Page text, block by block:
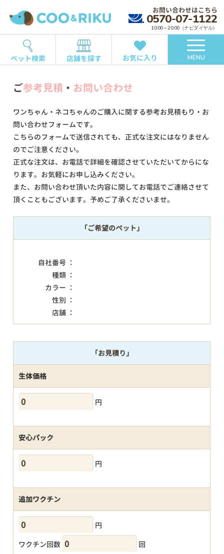
お問い合わせはこちら
0570-07-1122
10:00～20:00（ナビダイヤル）
ペット検索 店舗を探す お気に入り MENU
ご参考見積 ・ お問い合わせ
ワンちゃん・ネコちゃんのご購入に関する参考お見積もり・お
問い合わせフォームです。
こちらのフォームで送信されても、正式な注文にはなりません
のでご注意ください。
正式な注文は、お電話で詳細を確認させていただいてからにな
ります。お気軽にお申し込みください。
また、お問い合わせ頂いた内容に関してお電話でご連絡させて
頂くこともございます。予めご了承くださいませ。
「ご希望のペット」
自社番号 ：
種類 ：
カラー ：
性別 ：
店舗 ：
「お見積り」
生体価格
円
安心パック
円
追加ワクチン
円
ワクチン回数
回